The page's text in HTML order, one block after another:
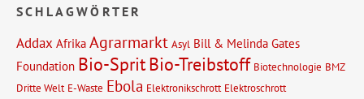
SCHLAGWÖRTER
Addax Afrika Agrarmarkt Asyl Bill & Melinda Gates
Foundation Bio-SpritBio-Treibstoff Biotechnologie BMZ
Dritte Welt E-Waste Ebola Elektronikschrott Elektroschrott